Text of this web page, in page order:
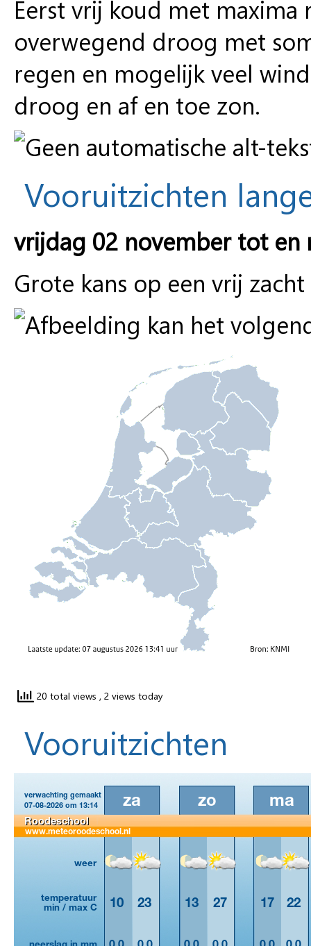
Eerst vrij koud met
overwegend droog met
regen en mogelijk veel
droog en af en toe zon.
Vooruitzichten
vrijdag 02 november tot
Grote kans op een vrij
20 total views , 2 views today
Vooruitzichten